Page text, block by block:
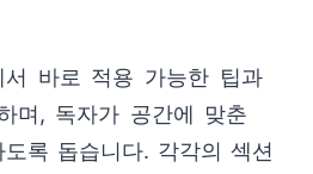
서 바로 적용 가능한 팁과
며, 독자가 공간에 맞춘
록 돕습니다. 각각의 섹션